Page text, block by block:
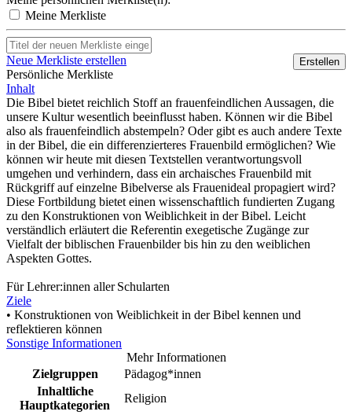
Meine Merkliste
Erstellen
Neue Merkliste erstellen
Persönliche Merkliste
Inhalt
Die Bibel bietet reichlich Stoff an frauenfeindlichen Aussagen, die
unsere Kultur wesentlich beeinflusst haben. Können wir die Bibel
also als frauenfeindlich abstempeln? Oder gibt es auch andere Texte
in der Bibel, die ein differenzierteres Frauenbild ermöglichen? Wie
können wir heute mit diesen Textstellen verantwortungsvoll
umgehen und verhindern, dass ein archaisches Frauenbild mit
Rückgriff auf einzelne Bibelverse als Frauenideal propagiert wird?
Diese Fortbildung bietet einen wissenschaftlich fundierten Zugang
zu den Konstruktionen von Weiblichkeit in der Bibel. Leicht
verständlich erläutert die Referentin exegetische Zugänge zur
Vielfalt der biblischen Frauenbilder bis hin zu den weiblichen
Aspekten Gottes.
Für Lehrer:innen aller Schularten
Ziele
• Konstruktionen von Weiblichkeit in der Bibel kennen und
reflektieren können
Sonstige Informationen
Mehr Informationen
Zielgruppen
Pädagog*innen
Inhaltliche
Hauptkategorien
Religion